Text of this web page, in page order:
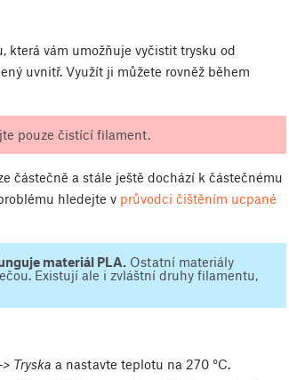
která vám umožňuje vyčistit trysku od
uvnitř. Využít ji můžete rovněž během
pouze čistící filament.
částečně a stále ještě dochází k částečnému
hledejte v průvodci čištěním ucpané
materiál PLA.Ostatní materiály
Existují ale i zvláštní druhy filamentu,
Tryska a nastavte teplotu na 270 °C.